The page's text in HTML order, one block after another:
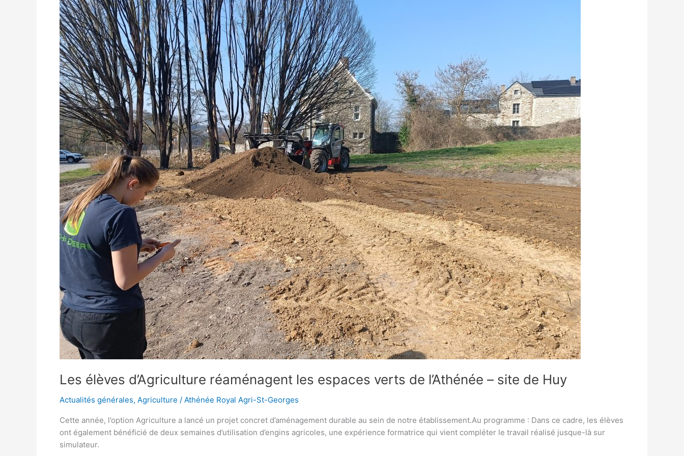
Les élèves d’Agriculture réaménagent les espaces verts de l’Athénée – site de Huy
Actualités générales, Agriculture / Athénée Royal Agri-St-Georges
Cette année, l’option Agriculture a lancé un projet concret d’aménagement durable au sein de notre établissement.Au programme : Dans ce cadre, les élèves
ont également bénéficié de deux semaines d’utilisation d’engins agricoles, une expérience formatrice qui vient compléter le travail réalisé jusque-là sur
simulateur.